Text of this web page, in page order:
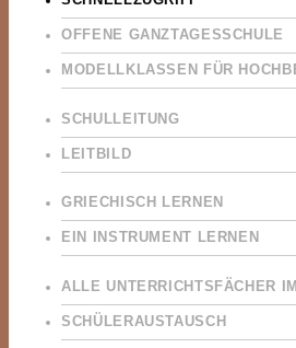
OFFENE GANZTAGESSCHULE
MODELLKLASSEN FÜR
SCHULLEITUNG
LEITBILD
GRIECHISCH LERNEN
EIN INSTRUMENT LERNEN
ALLE UNTERRICHTSFÄCHER
SCHÜLERAUSTAUSCH